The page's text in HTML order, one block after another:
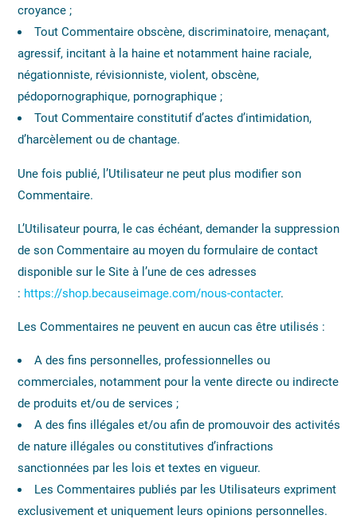
croyance ;
Tout Commentaire obscène, discriminatoire, menaçant,
agressif, incitant à la haine et notamment haine raciale,
négationniste, révisionniste, violent, obscène,
pédopornographique, pornographique ;
Tout Commentaire constitutif d’actes d’intimidation,
d’harcèlement ou de chantage.
Une fois publié, l’Utilisateur ne peut plus modifier son
Commentaire.
L’Utilisateur pourra, le cas échéant, demander la suppression
de son Commentaire au moyen du formulaire de contact
disponible sur le Site à l’une de ces adresses
: https://shop.becauseimage.com/nous-contacter.
Les Commentaires ne peuvent en aucun cas être utilisés :
A des fins personnelles, professionnelles ou
commerciales, notamment pour la vente directe ou indirecte
de produits et/ou de services ;
A des fins illégales et/ou afin de promouvoir des activités
de nature illégales ou constitutives d’infractions
sanctionnées par les lois et textes en vigueur.
Les Commentaires publiés par les Utilisateurs expriment
exclusivement et uniquement leurs opinions personnelles.